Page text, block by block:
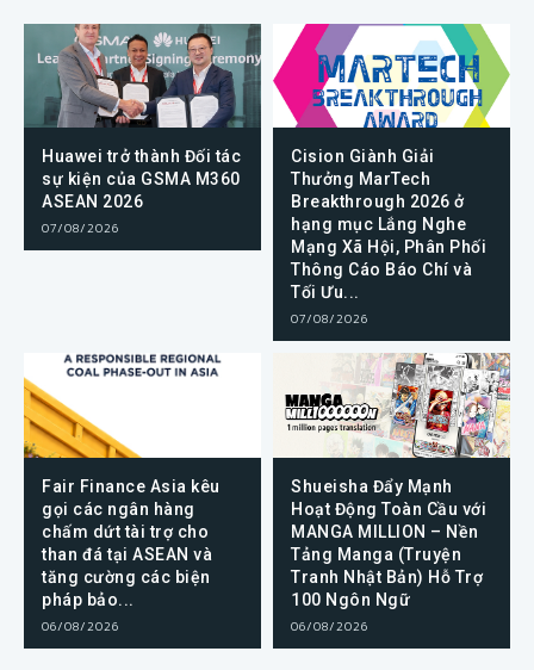
Huawei trở thành Đối tác
sự kiện của GSMA M360
ASEAN 2026
07/08/2026
Cision Giành Giải
Thưởng MarTech
Breakthrough 2026 ở
hạng mục Lắng Nghe
Mạng Xã Hội, Phân Phối
Thông Cáo Báo Chí và
Tối Ưu...
07/08/2026
Fair Finance Asia kêu
gọi các ngân hàng
chấm dứt tài trợ cho
than đá tại ASEAN và
tăng cường các biện
pháp bảo...
06/08/2026
Shueisha Đẩy Mạnh
Hoạt Động Toàn Cầu với
MANGA MILLION – Nền
Tảng Manga (Truyện
Tranh Nhật Bản) Hỗ Trợ
100 Ngôn Ngữ
06/08/2026